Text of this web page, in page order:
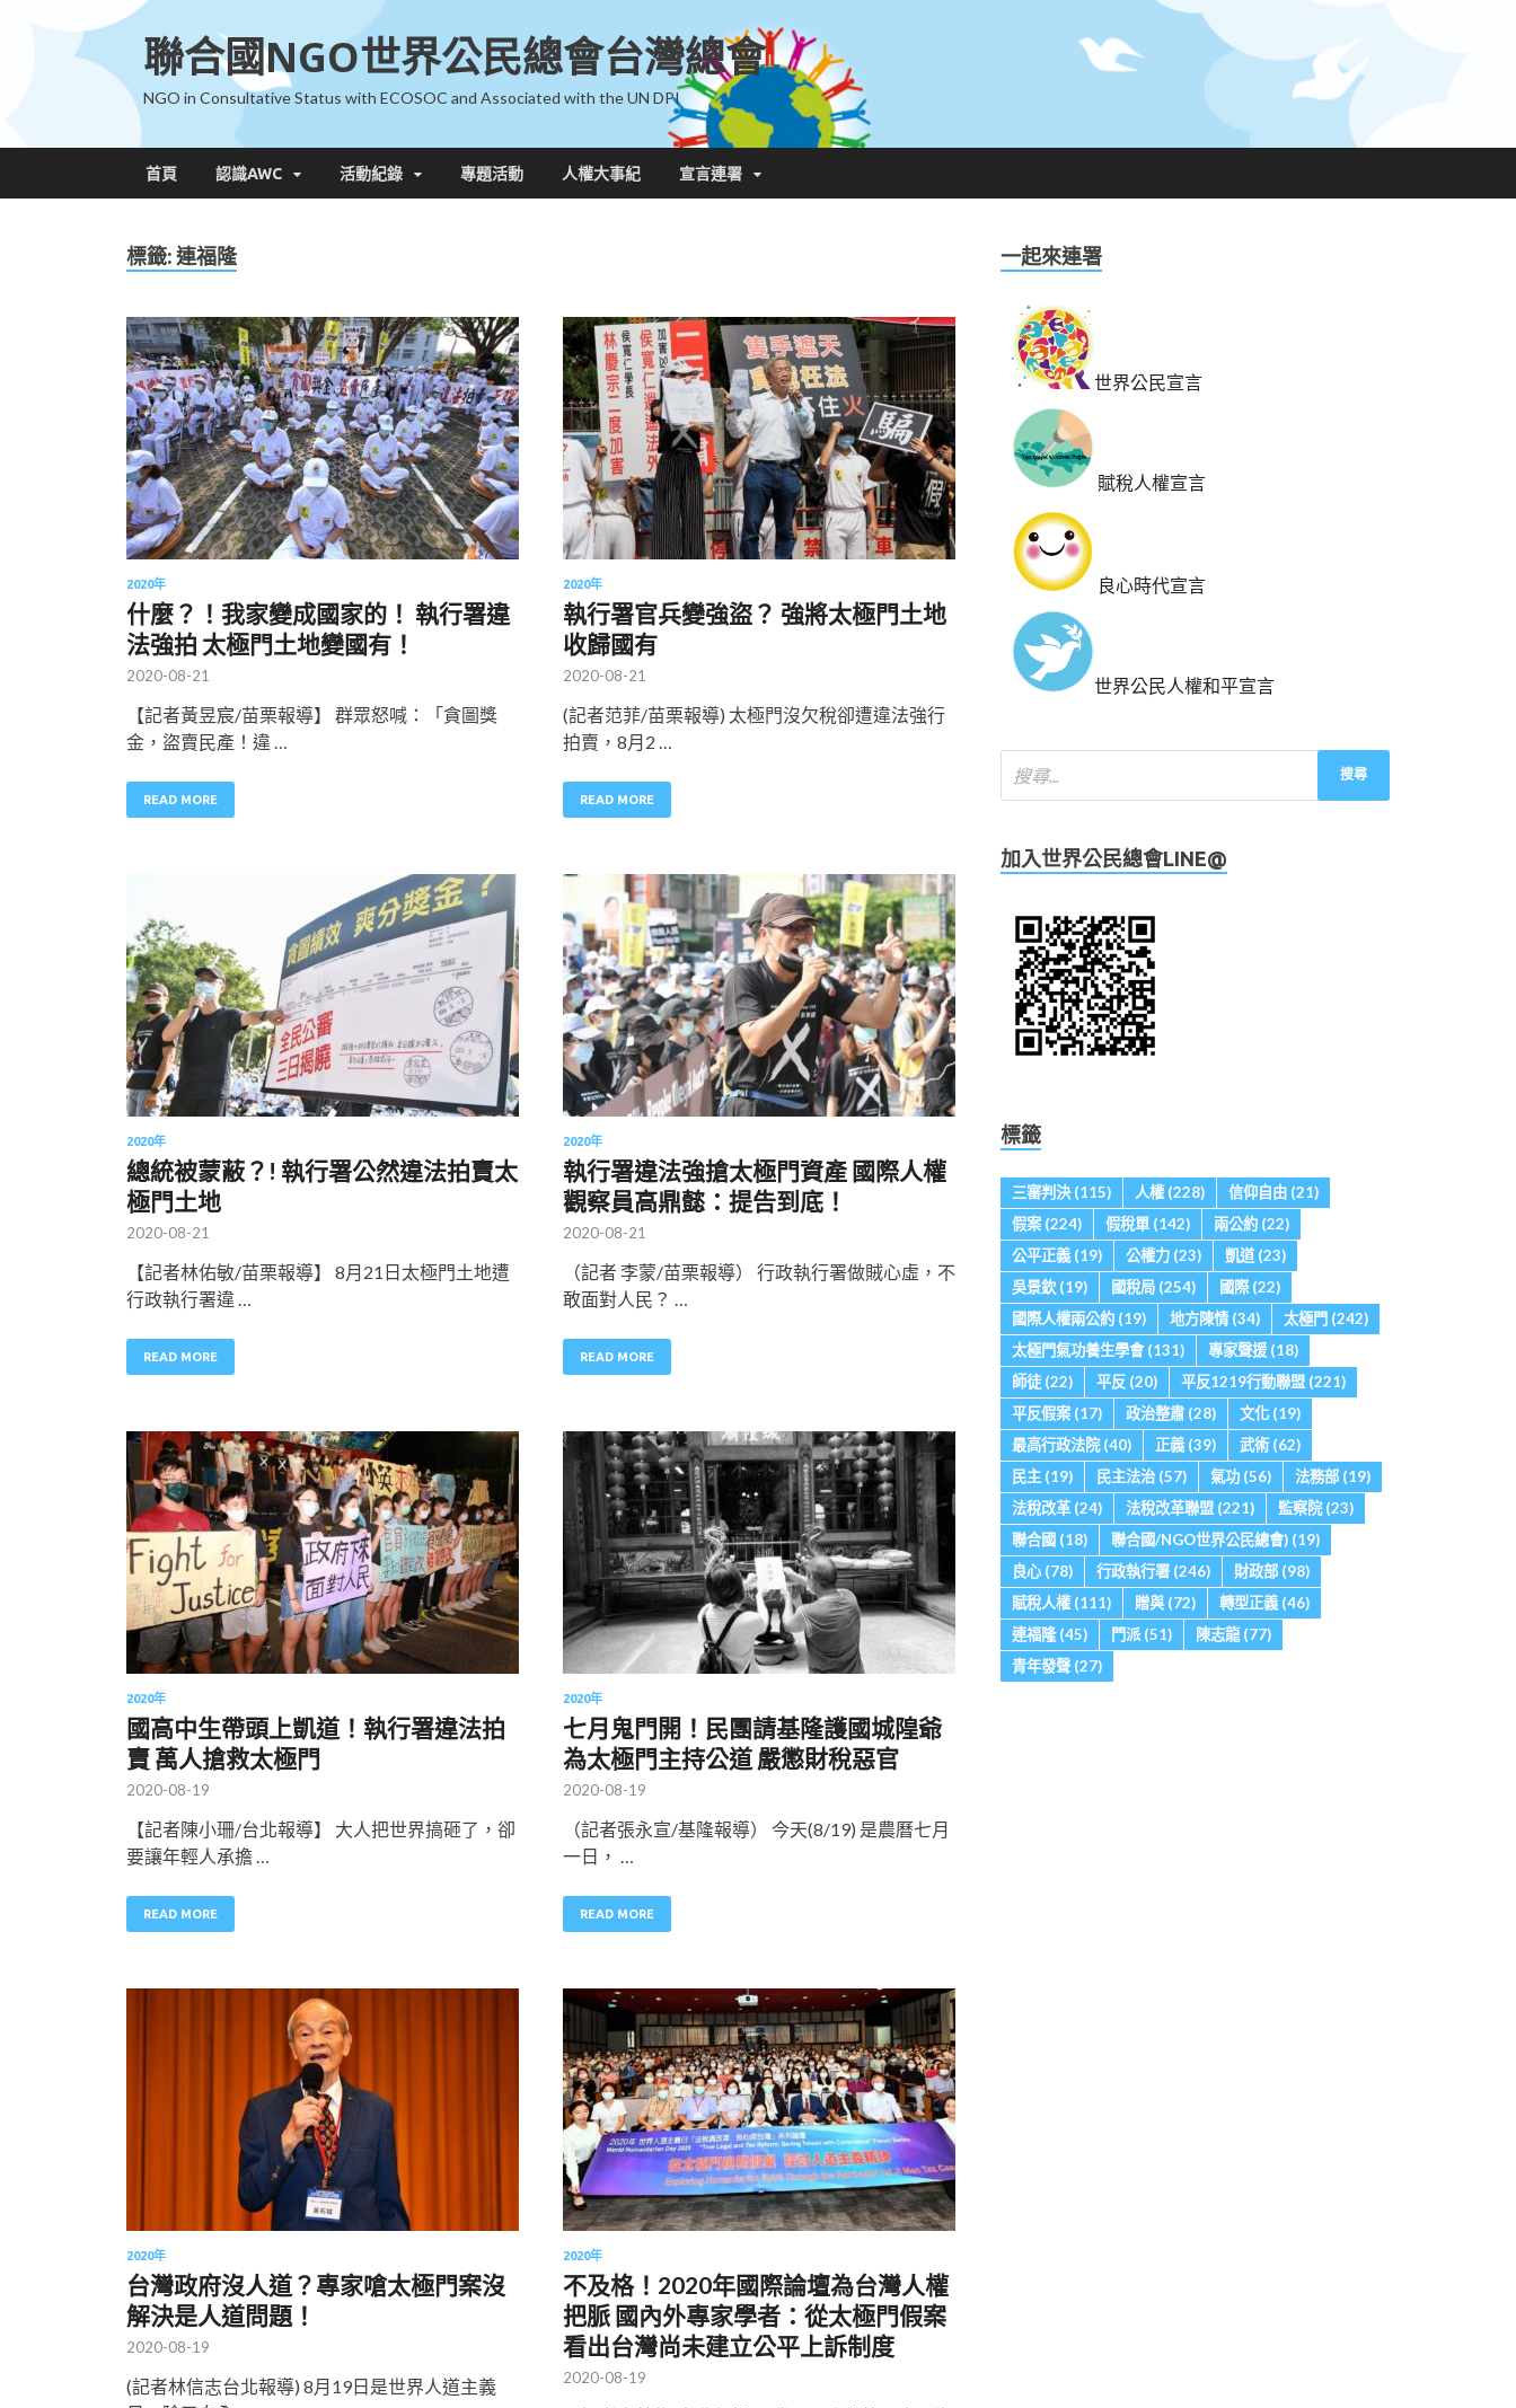
聯合國NGO世界公民總會台灣總會
NGO in Consultative Status with ECOSOC and Associated with the UN DPI
首頁 認識AWC 活動紀錄 專題活動 人權大事紀 宣言連署
標籤: 連福隆
2020年
什麼？！我家變成國家的！ 執行署違
法強拍 太極門土地變國有！
2020-08-21
【記者黃昱宸/苗栗報導】 群眾怒喊：「貪圖獎
金，盜賣民產！違 …
READ MORE
2020年
執行署官兵變強盜？ 強將太極門土地
收歸國有
2020-08-21
(記者范菲/苗栗報導) 太極門沒欠稅卻遭違法強行
拍賣，8月2 …
READ MORE
2020年
總統被蒙蔽？! 執行署公然違法拍賣太
極門土地
2020-08-21
【記者林佑敏/苗栗報導】 8月21日太極門土地遭
行政執行署違 …
READ MORE
2020年
執行署違法強搶太極門資產 國際人權
觀察員高鼎懿：提告到底！
2020-08-21
（記者 李蒙/苗栗報導） 行政執行署做賊心虛，不
敢面對人民？ …
READ MORE
2020年
國高中生帶頭上凱道！執行署違法拍
賣 萬人搶救太極門
2020-08-19
【記者陳小珊/台北報導】 大人把世界搞砸了，卻
要讓年輕人承擔 …
READ MORE
2020年
七月鬼門開！民團請基隆護國城隍爺
為太極門主持公道 嚴懲財稅惡官
2020-08-19
（記者張永宣/基隆報導） 今天(8/19) 是農曆七月
一日， …
READ MORE
2020年
台灣政府沒人道？專家嗆太極門案沒
解決是人道問題！
2020-08-19
(記者林信志台北報導) 8月19日是世界人道主義
2020年
不及格！2020年國際論壇為台灣人權
把脈 國內外專家學者：從太極門假案
看出台灣尚未建立公平上訴制度
2020-08-19
一起來連署
世界公民宣言
賦稅人權宣言
良心時代宣言
世界公民人權和平宣言
加入世界公民總會LINE@
標籤
三審判決(115) 人權(228) 信仰自由 (21)
假案(224) 假稅單 (142) 兩公約 (22)
公平正義 (19) 公權力 (23) 凱道(23)
吳景欽 (19) 國稅局 (254) 國際(22)
國際人權兩公約 (19) 地方陳情(34) 太極門 (242)
太極門氣功養生學會(131) 專家聲援(18)
師徒(22) 平反 (20) 平反1219行動聯盟 (221)
平反假案(17) 政治整肅 (28) 文化 (19)
最高行政法院(40) 正義 (39) 武術(62)
民主 (19) 民主法治 (57) 氣功 (56) 法務部 (19)
法稅改革 (24) 法稅改革聯盟 (221) 監察院(23)
聯合國 (18) 聯合國/NGO世界公民總會) (19)
良心(78) 行政執行署 (246) 財政部 (98)
賦稅人權(111) 贈與(72) 轉型正義 (46)
連福隆(45) 門派(51) 陳志龍(77)
青年發聲 (27)